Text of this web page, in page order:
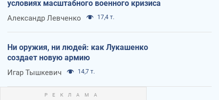
условиях масштабного военного кризиса
Александр Левченко 17,4 т.
Ни оружия, ни людей: как Лукашенко
создает новую армию
Игар Тышкевич 14,7 т.